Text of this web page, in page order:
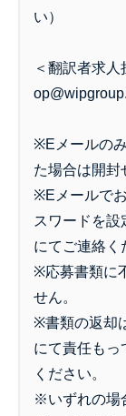
い）
＜翻訳者求人
※Eメールの
た場合は開封
※Eメールで
スワードを
にてご連絡く
※応募書類に
せん。
※書類の返却
にて責任もっ
ください。
※いずれの場